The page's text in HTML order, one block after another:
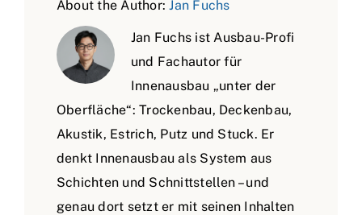
About the Author:Jan Fuchs
Jan Fuchs ist Ausbau-Profi
und Fachautor für
Innenausbau „unter der
Oberfläche“: Trockenbau, Deckenbau,
Akustik, Estrich, Putz und Stuck. Er
denkt Innenausbau als System aus
Schichten und Schnittstellen – und
genau dort setzt er mit seinen Inhalten